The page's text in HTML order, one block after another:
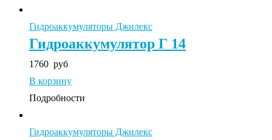
Гидроаккумуляторы Джилекс
Гидроаккумулятор Г 14
1760 руб
В корзину
Подробности
Гидроаккумуляторы Джилекс